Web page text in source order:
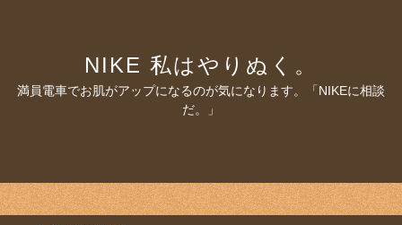
NIKE 私はやりぬく。
満員電車でお肌がアップになるのが気になります。「NIKEに相談
だ。」